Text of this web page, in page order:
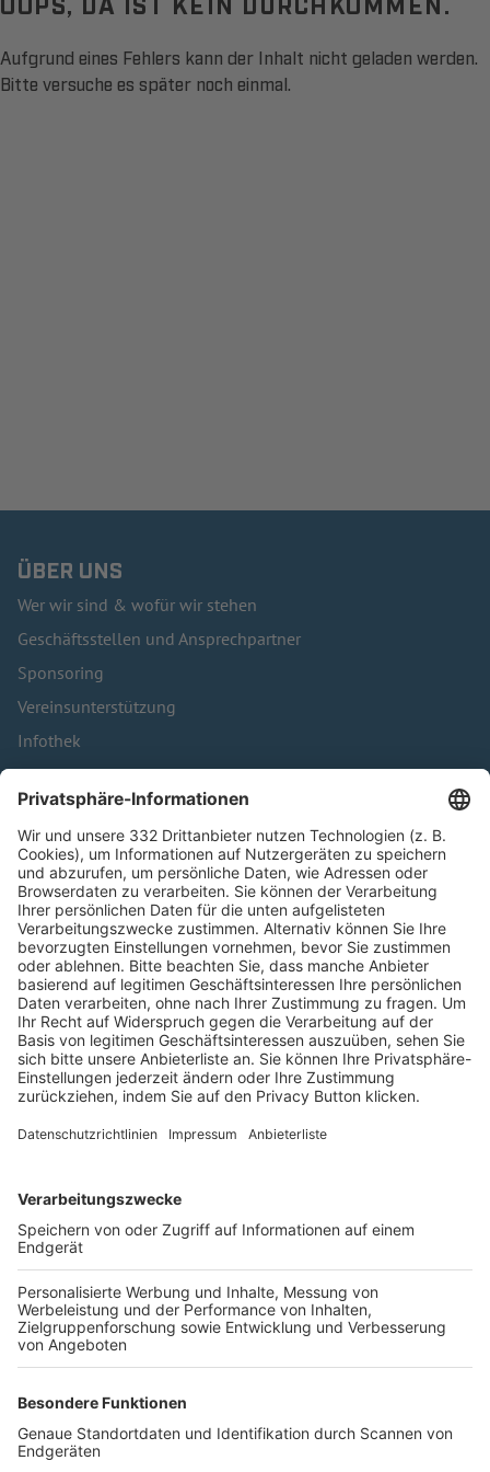
Aufgrund eines Fehlers kann der Inhalt nicht geladen werden.
Bitte versuche es später noch einmal.
ÜBER UNS
Wer wir sind & wofür wir stehen
Geschäftsstellen und Ansprechpartner
Sponsoring
Vereinsunterstützung
Infothek
Kontakt
HÄUFIG BESUCHTE SEITEN
Pässe und Vereinswechsel
Trainerausbildung
Schulungsangebot Vereinsmitarbeiter
BFV-Geschäftsstellen
Trainerbörse
Login SpielPlus
FOLGE DEM BFV
TOP-VEREINE
TOP-PARTNER